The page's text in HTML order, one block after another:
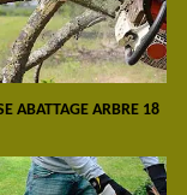
ABATTAGE ARBRE 18